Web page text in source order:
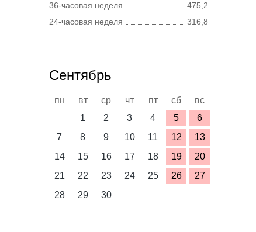
36-часовая неделя
475,2
24-часовая неделя
316,8
Сентябрь
пн вт ср чт пт сб
вс
1
2 3 4 5
6
7
8 9 10 11 12
13
14
15 16 17 18 19
20
21
22 23 24 25 26
27
28
29 30